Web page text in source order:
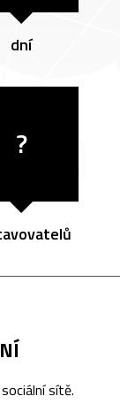
dní
?
sítě.